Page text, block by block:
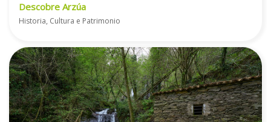
Descobre Arzúa
Historia, Cultura e Patrimonio